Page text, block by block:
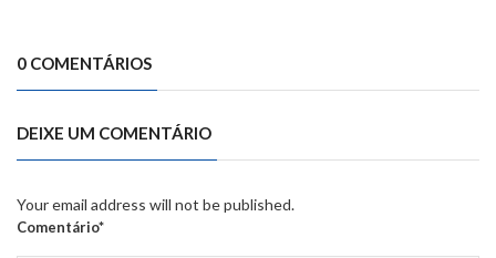
0 COMENTÁRIOS
DEIXE UM COMENTÁRIO
Your email address will not be published.
Comentário*